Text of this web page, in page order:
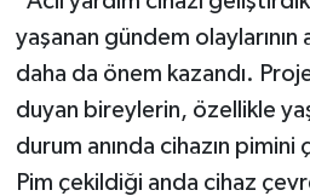
yaşanan gündem
daha da önem kazandı.
duyan bireylerin, özellikle
durum anında cihazın pimini
Pim çekildiği anda cihaz